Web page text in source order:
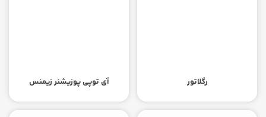
رگلاتور آی توپی پوزیشنر زیمنس